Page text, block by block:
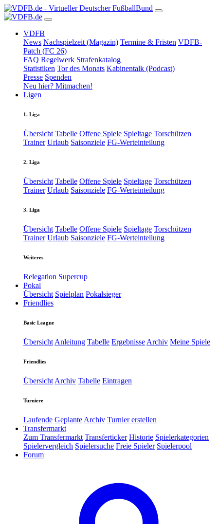
VDFB
News Nachspielzeit (Magazin) Termine & Fristen VDFB-
Patch (FC 26)
FAQ Regelwerk Strafenkatalog
Statistiken Tor des Monats Kabinentalk (Podcast)
Presse Spenden
Neu hier? Mitmachen!
Ligen
1. Liga
Übersicht Tabelle Offene Spiele Spieltage Torschützen
Trainer Urlaub Saisonziele FG-Werteinteilung
2. Liga
Übersicht Tabelle Offene Spiele Spieltage Torschützen
Trainer Urlaub Saisonziele FG-Werteinteilung
3. Liga
Übersicht Tabelle Offene Spiele Spieltage Torschützen
Trainer Urlaub Saisonziele FG-Werteinteilung
Weiteres
Relegation Supercup
Pokal
Übersicht Spielplan Pokalsieger
Friendlies
Basic League
Übersicht Anleitung Tabelle Ergebnisse Archiv Meine Spiele
Friendlies
Übersicht Archiv Tabelle Eintragen
Turniere
Laufende Geplante Archiv Turnier erstellen
Transfermarkt
Zum Transfermarkt Transferticker Historie Spielerkategorien
Spielervergleich Spielersuche Freie Spieler Spielerpool
Forum